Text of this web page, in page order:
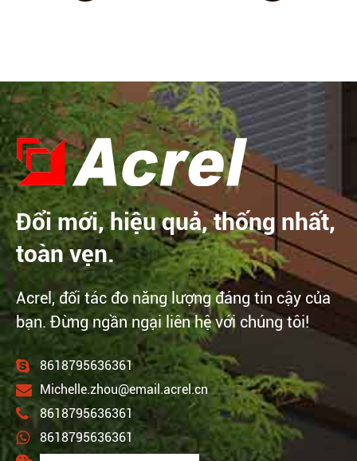
Đổi mới, hiệu quả, thống nhất,
toàn vẹn.
Acrel, đối tác đo năng lượng đáng tin cậy của
bạn. Đừng ngần ngại liên hệ với chúng tôi!
8618795636361
Michelle.zhou@email.acrel.cn
8618795636361
8618795636361